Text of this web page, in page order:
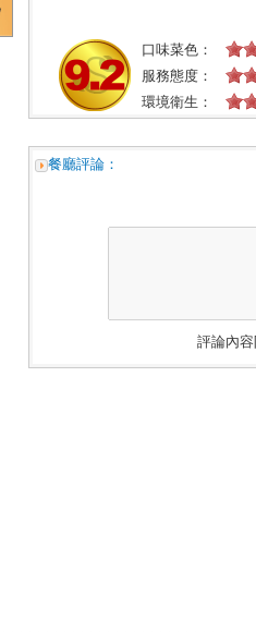
口味菜色：
服務態度：
環境衛生：
餐廳評論：
評論內